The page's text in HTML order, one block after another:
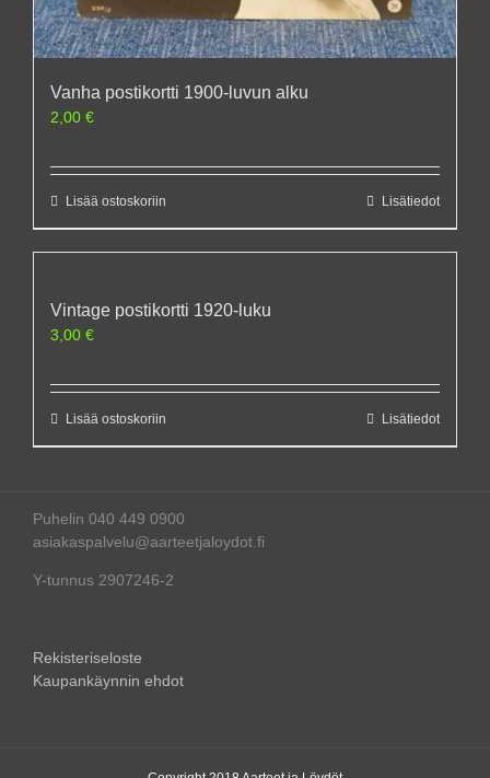
Vanha postikortti 1900-luvun alku
2,00 €
Lisää ostoskoriin Lisätiedot
Vintage postikortti 1920-luku
3,00 €
Lisää ostoskoriin Lisätiedot
Puhelin 040 449 0900
asiakaspalvelu@aarteetjaloydot.fi
Y-tunnus 2907246-2
Rekisteriseloste
Kaupankäynnin ehdot